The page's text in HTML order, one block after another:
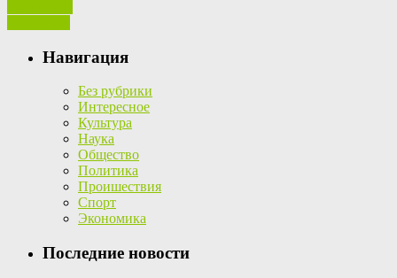
Навигация
Без рубрики
Интересное
Культура
Наука
Общество
Политика
Проишествия
Спорт
Экономика
Последние новости